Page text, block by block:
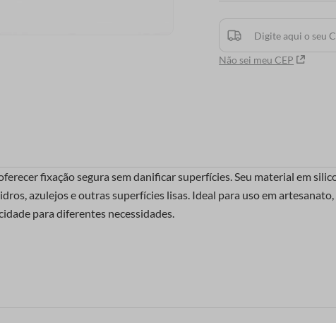
Não sei meu CEP
fixação segura sem danificar superfícies. Seu material em
azulejos e outras superfícies lisas. Ideal para uso em
para diferentes necessidades.